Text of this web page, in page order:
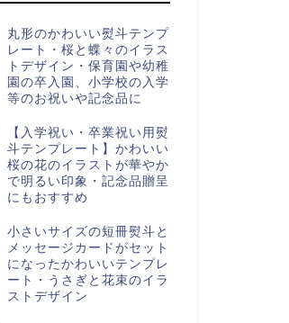
丸形のかわいい熨斗テンプ
レート・桜と蝶々のイラス
トデザイン・保育園や幼稚
園の卒入園、小学校の入学
等のお祝いや記念品に
【入学祝い・卒業祝い用熨
斗テンプレート】かわいい
桜の花のイラストが華やか
で明るい印象・記念品贈呈
にもおすすめ
小さいサイズの短冊熨斗と
メッセージカードがセット
になったかわいいテンプレ
ート・うさぎと花束のイラ
ストデザイン